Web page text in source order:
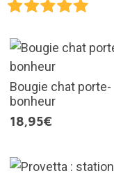
Bougie chat porte-
bonheur
18,95€